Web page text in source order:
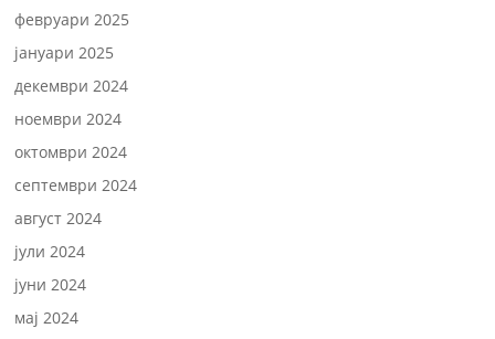
февруари 2025
јануари 2025
декември 2024
ноември 2024
октомври 2024
септември 2024
август 2024
јули 2024
јуни 2024
мај 2024